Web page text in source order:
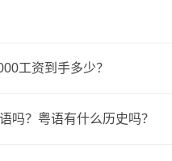
工资到手多少？
吗？粤语有什么历史吗？